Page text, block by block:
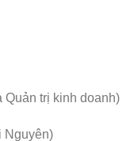
trị kinh doanh)
Nguyên)